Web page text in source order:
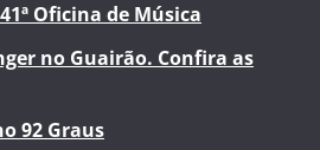
Oficina de Música
no Guairão. Confira as
92 Graus